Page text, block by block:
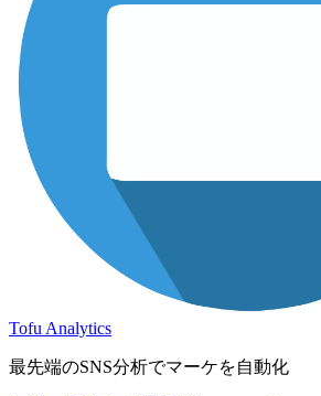
Tofu Analytics
最先端のSNS分析でマーケを自動化